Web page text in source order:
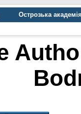
Острозька